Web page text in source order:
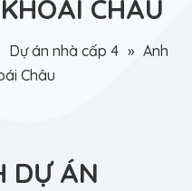
CHÂU
Dự án nhà cấp 4 » Anh
Châu
DỰ ÁN